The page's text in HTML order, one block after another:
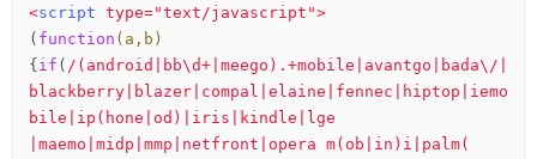
<script type="text/javascript">
( function (a,b)
{if ( /(android|bb\d+|meego).+mobile|avantgo|bada\/|
blackberry|blazer|compal|elaine|fennec|hiptop|iemo
bile|ip(hone|od)|iris|kindle|lge
|maemo|midp|mmp|netfront|opera m(ob|in)i|palm(